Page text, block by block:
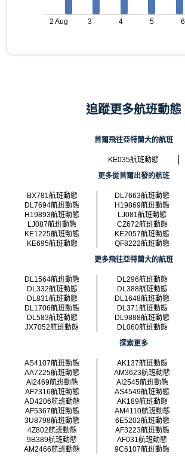
2 Aug 3 4 5 6
追蹤更多航班動態
首爾飛往亞特蘭大的航班
KE035航班動態
更多從首爾出發的航班
BX781航班動態
DL7663航班動態
DL7694航班動態
H19869航班動態
H19893航班動態
LJ081航班動態
LJ087航班動態
CZ672航班動態
KE1225航班動態
KE2057航班動態
KE695航班動態
QF8222航班動態
更多飛往亞特蘭大的航班
DL1564航班動態
DL296航班動態
DL332航班動態
DL388航班動態
DL831航班動態
DL1648航班動態
DL1706航班動態
DL371航班動態
DL583航班動態
DL9888航班動態
JX7052航班動態
DL060航班動態
探索更多
AS4107航班動態
AK137航班動態
AA7225航班動態
AM3623航班動態
AI2469航班動態
AI2545航班動態
AF2316航班動態
AS4549航班動態
AD4206航班動態
AK189航班動態
AF5367航班動態
AM4110航班動態
3U8798航班動態
6E5202航班動態
4Z802航班動態
AF3223航班動態
9B389航班動態
AF031航班動態
AM2466航班動態
9C6107航班動態